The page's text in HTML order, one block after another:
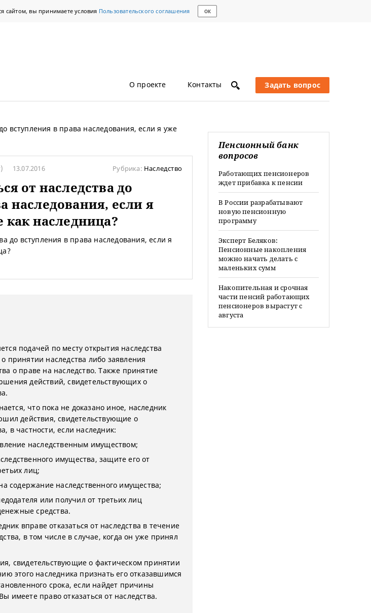
сайтом, вы принимаете условия Пользовательского соглашения ОК
О проекте Контакты Задать вопрос
вступления в права наследования, если я уже
13.07.2016 Рубрика: Наследство
от наследства до
наследования, если я
как наследница?
до вступления в права наследования, если я
подачей по месту открытия наследства
принятии наследства либо заявления
о праве на наследство. Также принятие
действий, свидетельствующих о
что пока не доказано иное, наследник
действия, свидетельствующие о
в частности, если наследник:
наследственным имуществом;
имущества, защите его от
лиц;
содержание наследственного имущества;
или получил от третьих лиц
средства.
вправе отказаться от наследства в течение
в том числе в случае, когда он уже принял
свидетельствующие о фактическом принятии
этого наследника признать его отказавшимся
срока, если найдет причины
имеете право отказаться от наследства.
Пенсионный банк
вопросов
Работающих пенсионеров
ждет прибавка к пенсии
В России разрабатывают
новую пенсионную
программу
Эксперт Беляков:
Пенсионные накопления
можно начать делать с
маленьких сумм
Накопительная и срочная
части пенсий работающих
пенсионеров вырастут с
августа